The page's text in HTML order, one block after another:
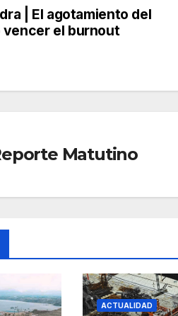
| El agotamiento del
vencer el burnout
Matutino
ACTUALIDAD